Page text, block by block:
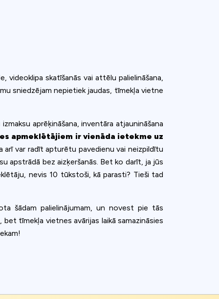
skatīšanās vai attēlu palielināšana,
sniedzējam nepietiek jaudas, tīmekļa vietne
aprēķināšana, inventāra atjaunināšana
apmeklētājiem ir vienāda ietekme uz
var radīt apturētu pavedienu vai neizpildītu
apstrādā bez aizķeršanās. Bet ko darīt, ja jūs
nevis 10 tūkstoši, kā parasti? Tieši tad
šādam palielinājumam, un novest pie tās
tīmekļa vietnes avārijas laikā samazināsies